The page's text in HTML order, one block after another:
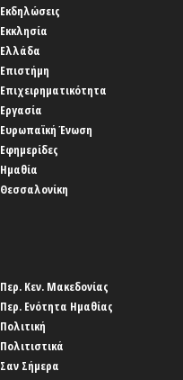
Εκδηλώσεις
Εκκλησία
Ελλάδα
Επιστήμη
Επιχειρηματικότητα
Εργασία
Ευρωπαϊκή Ένωση
Εφημερίδες
Ημαθία
Θεσσαλονίκη
Περ. Κεν. Μακεδονίας
Περ. Ενότητα Ημαθίας
Πολιτική
Πολιτιστικά
Σαν Σήμερα